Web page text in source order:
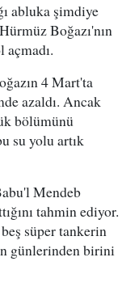
abluka şimdiye
Boğazı'nın
4 Mart'ta
azaldı. Ancak
bölümünü
su yolu artık
Mendeb
tahmin ediyor.
süper tankerin
günlerinden birini